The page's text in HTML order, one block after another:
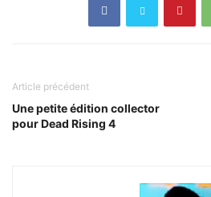
Article précédent
Une petite édition collector
pour Dead Rising 4